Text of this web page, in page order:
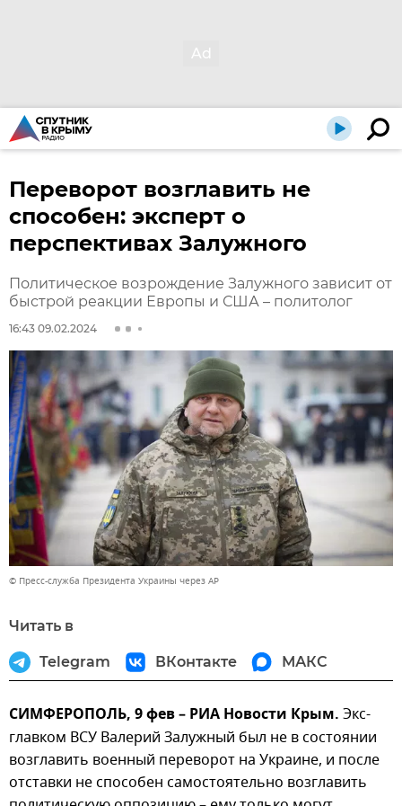
Переворот возглавить не
способен: эксперт о
перспективах Залужного
Политическое возрождение Залужного зависит от
быстрой реакции Европы и США – политолог
16:43 09.02.2024
© Пресс-служба Президента Украины через AP
Читать в
Telegram ВКонтакте МАКС
СИМФЕРОПОЛЬ, 9 фев – РИА Новости Крым. Экс-
главком ВСУ Валерий Залужный был не в состоянии
возглавить военный переворот на Украине, и после
отставки не способен самостоятельно возглавить